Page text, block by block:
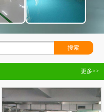
更多>>